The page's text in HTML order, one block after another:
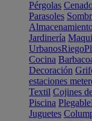
Pérgolas
Parasoles
Jardinería
UrbanosRiego
Cocina
Decoración
estaciones
Textil Cojines
Piscina Plegable
Juguetes